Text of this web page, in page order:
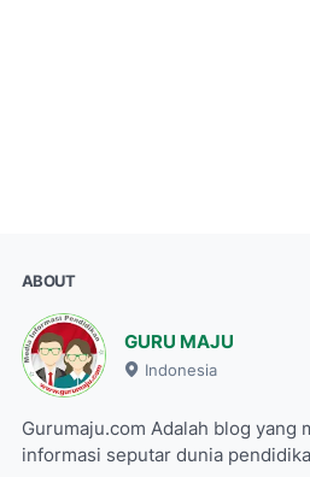
ABOUT
GURU MAJU
Indonesia
Gurumaju.com Adalah blog yang
informasi seputar dunia